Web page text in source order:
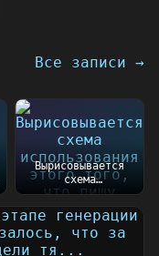
Все записи →
Вырисовывается
схема
использования
этого того, что
пишу сейчас....